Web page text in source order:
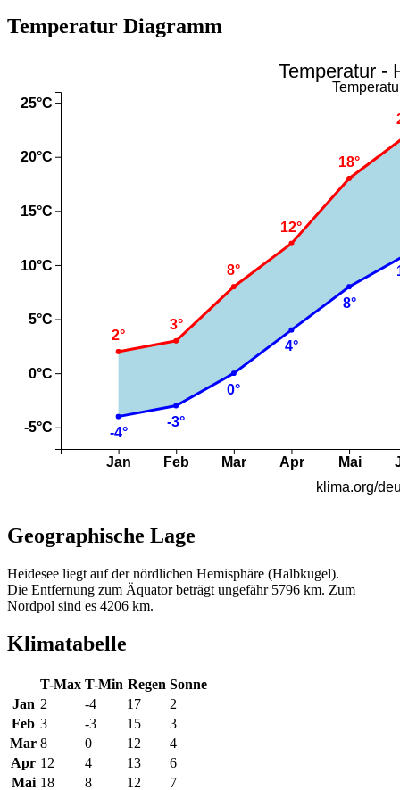
Temperatur Diagramm
Geographische Lage
Heidesee liegt auf der nördlichen Hemisphäre (Halbkugel).
Die Entfernung zum Äquator beträgt ungefähr 5796 km. Zum
Nordpol sind es 4206 km.
Klimatabelle
T-Max T-Min Regen Sonne
Jan 2 -4 17
2
Feb 3 -3 15
3
Mar 8 0 12
4
Apr 12 4 13
6
Mai 18 8 12 7